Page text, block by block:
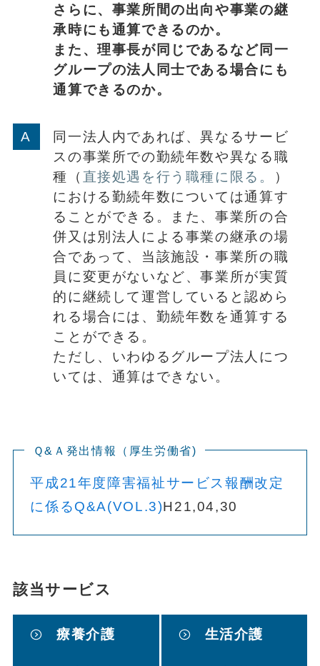
さらに、事業所間の出向や事業の継
承時にも通算できるのか。
また、理事長が同じであるなど同一
グループの法人同士である場合にも
通算できるのか。
同一法人内であれば、異なるサービ
スの事業所での勤続年数や異なる職
種（ 直接処遇を行う職種に限る。
）
における勤続年数については通算す
ることができる。また、事業所の合
併又は別法人による事業の継承の場
合であって、当該施設・事業所の職
員に変更がないなど、事業所が実質
的に継続して運営していると認めら
れる場合には、勤続年数を通算する
ことができる。
ただし、いわゆるグループ法人につ
いては、通算はできない。
Ｑ&Ａ発出情報（厚生労働省)
平成21年度障害福祉サービス報酬改定
に係るQ&A(VOL.3)H21,04,30
該当サービス
療養介護 生活介護